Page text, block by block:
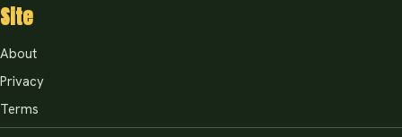
Site
About
Privacy
Terms